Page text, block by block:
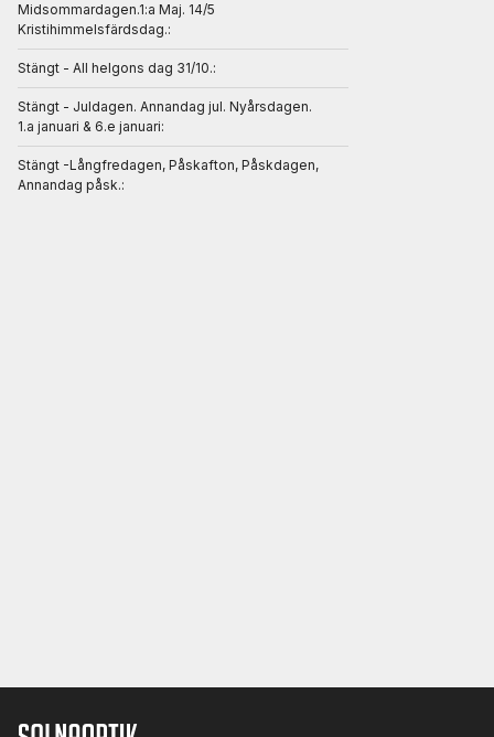
Midsommardagen.1:a Maj. 14/5
Kristihimmelsfärdsdag.:
Stängt - All helgons dag 31/10.:
Stängt - Juldagen. Annandag jul. Nyårsdagen.
1.a januari & 6.e januari:
Stängt -Långfredagen, Påskafton, Påskdagen,
Annandag påsk.: